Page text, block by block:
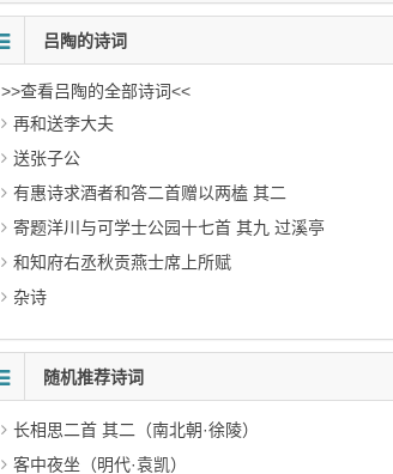
吕陶的诗词
>>查看吕陶的全部诗词<<
再和送李大夫
送张子公
有惠诗求酒者和答二首赠以两榼 其二
寄题洋川与可学士公园十七首 其九 过溪亭
和知府右丞秋贡燕士席上所赋
杂诗
随机推荐诗词
长相思二首 其二（南北朝·徐陵）
客中夜坐（明代·袁凯）